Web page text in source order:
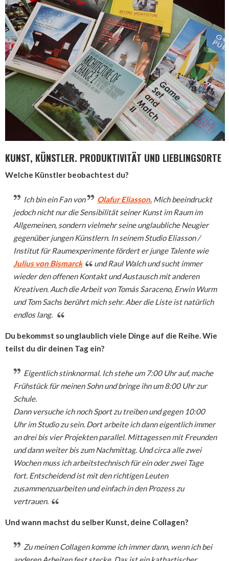
KUNST, KÜNSTLER. PRODUKTIVITÄT UND LIEBLINGSORTE
Welche Künstler beobachtest du?
Ich bin ein Fan von Olafur Eliasson. Mich beeindruckt
jedoch nicht nur die Sensibilität seiner Kunst im Raum im
Allgemeinen, sondern vielmehr seine unglaubliche Neugier
gegenüber jungen Künstlern. In seinem Studio Eliasson /
Institut für Raumexperimente fördert er junge Talente wie
Julius von Bismarck
und Raul Walch und sucht immer
wieder den offenen Kontakt und Austausch mit anderen
Kreativen. Auch die Arbeit von Tomás Saraceno, Erwin Wurm
und Tom Sachs berührt mich sehr. Aber die Liste ist natürlich
endlos lang.
Du bekommst so unglaublich viele Dinge auf die Reihe. Wie
teilst du dir deinen Tag ein?
Eigentlich stinknormal. Ich stehe um 7:00 Uhr auf, mache
Frühstück für meinen Sohn und bringe ihn um 8:00 Uhr zur
Schule.
Dann versuche ich noch Sport zu treiben und gegen 10:00
Uhr im Studio zu sein. Dort arbeite ich dann eigentlich immer
an drei bis vier Projekten parallel. Mittagessen mit Freunden
und dann weiter bis zum Nachmittag. Und circa alle zwei
Wochen muss ich arbeitstechnisch für ein oder zwei Tage
fort. Entscheidend ist mit den richtigen Leuten
zusammenzuarbeiten und einfach in den Prozess zu
vertrauen.
Und wann machst du selber Kunst, deine Collagen?
Zu meinen Collagen komme ich immer dann, wenn ich bei